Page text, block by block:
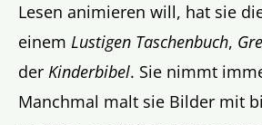
Lesen animieren will, hat sie
einem Lustigen Taschenbuch,
der Kinderbibel. Sie nimmt
Manchmal malt sie Bilder mit